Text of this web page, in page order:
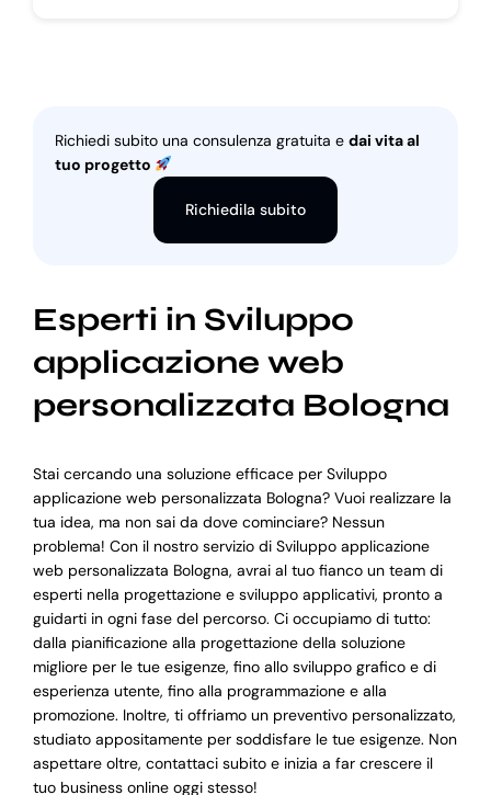
Richiedi subito una consulenza gratuita e dai vita al
tuo progetto
Richiedila subito
Esperti in Sviluppo
applicazione web
personalizzata Bologna
Stai cercando una soluzione efficace per Sviluppo
applicazione web personalizzata Bologna? Vuoi realizzare la
tua idea, ma non sai da dove cominciare? Nessun
problema! Con il nostro servizio di Sviluppo applicazione
web personalizzata Bologna, avrai al tuo fianco un team di
esperti nella progettazione e sviluppo applicativi, pronto a
guidarti in ogni fase del percorso. Ci occupiamo di tutto:
dalla pianificazione alla progettazione della soluzione
migliore per le tue esigenze, fino allo sviluppo grafico e di
esperienza utente, fino alla programmazione e alla
promozione. Inoltre, ti offriamo un preventivo personalizzato,
studiato appositamente per soddisfare le tue esigenze. Non
aspettare oltre, contattaci subito e inizia a far crescere il
tuo business online oggi stesso!